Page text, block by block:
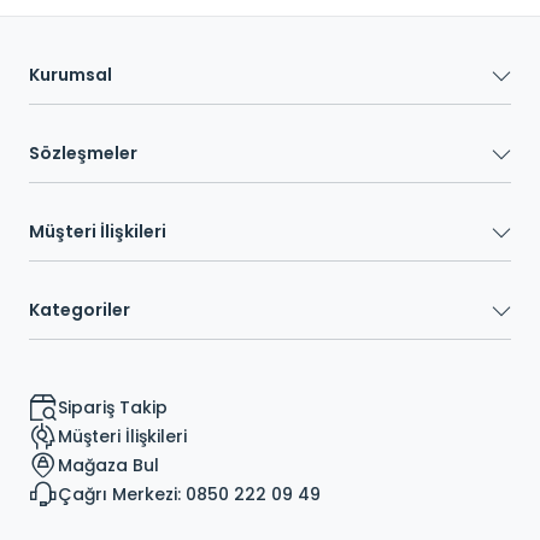
Kurumsal
Sözleşmeler
Müşteri İlişkileri
Kategoriler
Sipariş Takip
Müşteri İlişkileri
Mağaza Bul
Çağrı Merkezi: 0850 222 09 49